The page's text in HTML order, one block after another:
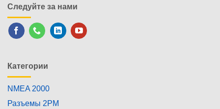
Следуйте за нами
Категории
NMEA 2000
Разъемы 2PM